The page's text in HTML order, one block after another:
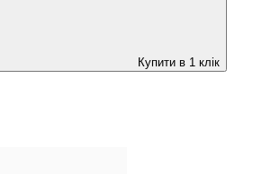
Купити в 1 клік